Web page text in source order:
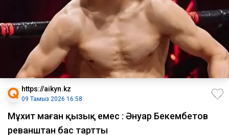
https://aikyn.kz
09 Тамыз 2026 16:58
Мұхит маған қызық емес : Әнуар Бекембетов
реванштан бас тартты